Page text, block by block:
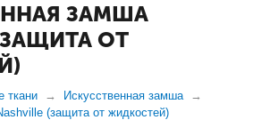
ЗАМША
(ЗАЩИТА ОТ
ткани
Искусственная замша
(защита от жидкостей)